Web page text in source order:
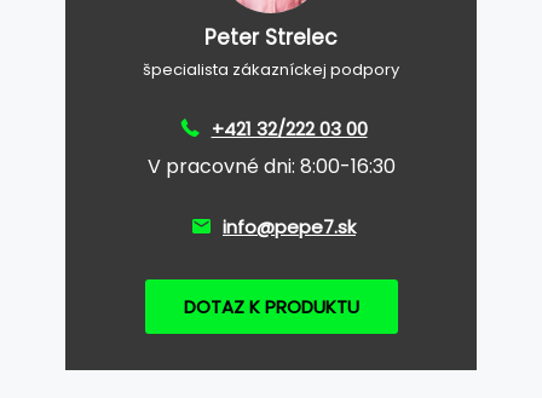
Peter Strelec
špecialista zákazníckej podpory
+421 32/222 03 00
V pracovné dni: 8:00-16:30
info@pepe7.sk
DOTAZ K PRODUKTU